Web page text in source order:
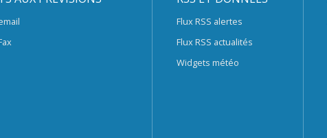
Flux RSS alertes
Flux RSS actualités
Widgets météo